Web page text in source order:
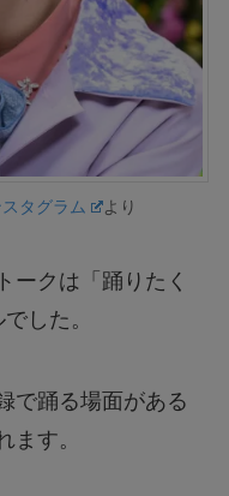
タグラム より
ークは「踊りたく
した。
で踊る場面がある
ます。